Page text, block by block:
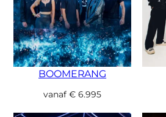
BOOMERANG
vanaf€ 6.995